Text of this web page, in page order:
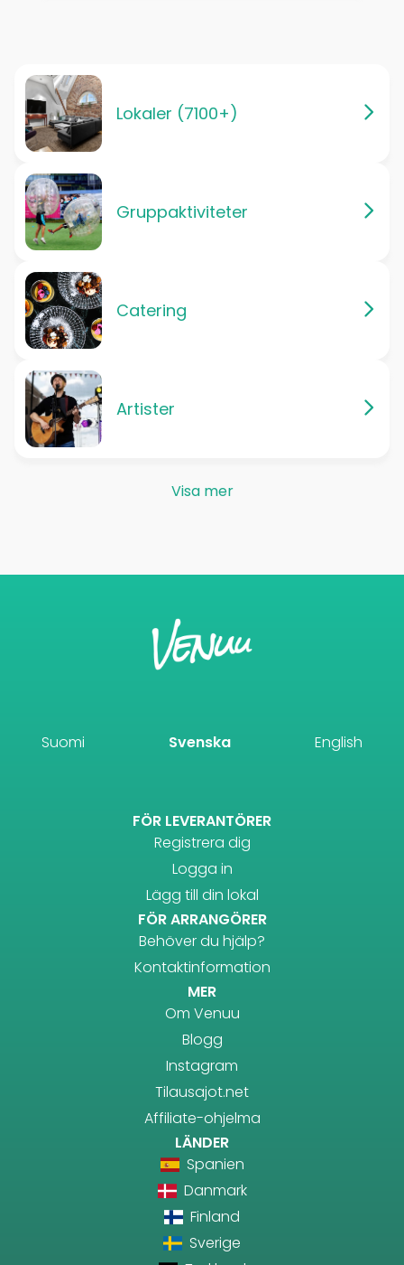
Lokaler (7100+)
Gruppaktiviteter
Catering
Artister
Visa mer
Suomi Svenska English
FÖR LEVERANTÖRER
Registrera dig
Logga in
Lägg till din lokal
FÖR ARRANGÖRER
Behöver du hjälp?
Kontaktinformation
MER
Om Venuu
Blogg
Instagram
Tilausajot.net
Affiliate-ohjelma
LÄNDER
Spanien
Danmark
Finland
Sverige